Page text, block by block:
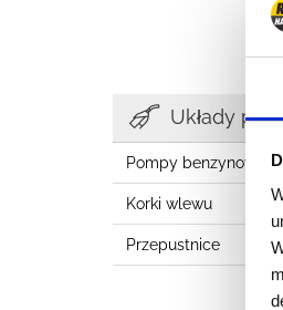
Układy
Pompy benzynowe,
Korki wlewu
Przepustnice